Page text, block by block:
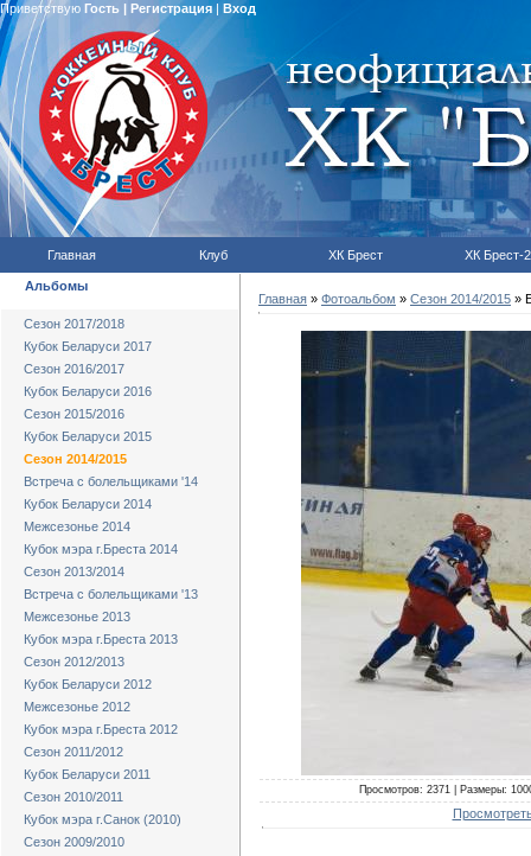
Приветствую Гость | Регистрация| Вход
Главная Клуб ХК Брест ХК Брест-2
Альбомы
Сезон 2017/2018
Кубок Беларуси 2017
Сезон 2016/2017
Кубок Беларуси 2016
Сезон 2015/2016
Кубок Беларуси 2015
Сезон 2014/2015
Встреча с болельщиками '14
Кубок Беларуси 2014
Межсезонье 2014
Кубок мэра г.Бреста 2014
Сезон 2013/2014
Встреча с болельщиками '13
Межсезонье 2013
Кубок мэра г.Бреста 2013
Сезон 2012/2013
Кубок Беларуси 2012
Межсезонье 2012
Кубок мэра г.Бреста 2012
Сезон 2011/2012
Кубок Беларуси 2011
Сезон 2010/2011
Кубок мэра г.Санок (2010)
Сезон 2009/2010
Главная » Фотоальбом » Сезон 2014/2015 »
Просмотров: 2371 | Размеры: